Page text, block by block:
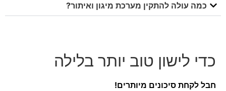
כמה עולה להתקין מערכת מיגון ואיתור?
כדי לישון טוב יותר בלילה
חבל לקחת סיכונים מיותרים!